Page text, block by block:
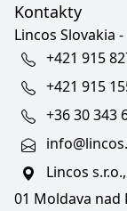
Kontakty
Lincos Slovakia
+421 915
+421 915
+36 30 343
Lincos
01 Moldava nad